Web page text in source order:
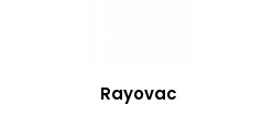
Rayovac